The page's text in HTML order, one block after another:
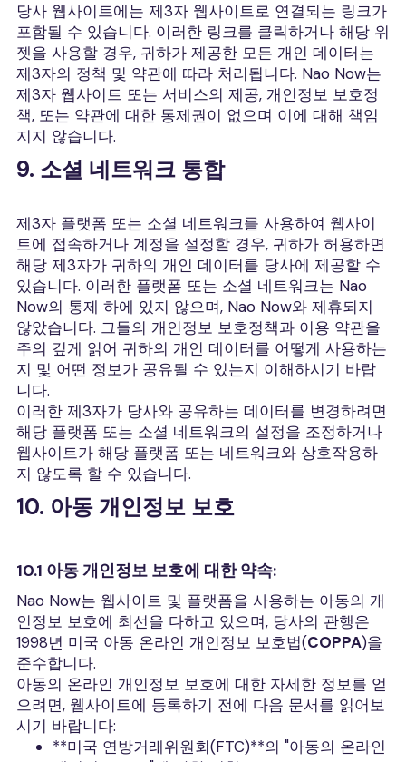
당사 웹사이트에는 제3자 웹사이트로 연결되는 링크가
포함될 수 있습니다. 이러한 링크를 클릭하거나 해당 위
젯을 사용할 경우, 귀하가 제공한 모든 개인 데이터는
제3자의 정책 및 약관에 따라 처리됩니다. Nao Now는
제3자 웹사이트 또는 서비스의 제공, 개인정보 보호정
책, 또는 약관에 대한 통제권이 없으며 이에 대해 책임
지지 않습니다.
9. 소셜 네트워크 통합
제3자 플랫폼 또는 소셜 네트워크를 사용하여 웹사이
트에 접속하거나 계정을 설정할 경우, 귀하가 허용하면
해당 제3자가 귀하의 개인 데이터를 당사에 제공할 수
있습니다. 이러한 플랫폼 또는 소셜 네트워크는 Nao
Now의 통제 하에 있지 않으며, Nao Now와 제휴되지
않았습니다. 그들의 개인정보 보호정책과 이용 약관을
주의 깊게 읽어 귀하의 개인 데이터를 어떻게 사용하는
지 및 어떤 정보가 공유될 수 있는지 이해하시기 바랍
니다.
이러한 제3자가 당사와 공유하는 데이터를 변경하려면
해당 플랫폼 또는 소셜 네트워크의 설정을 조정하거나
웹사이트가 해당 플랫폼 또는 네트워크와 상호작용하
지 않도록 할 수 있습니다.
10. 아동 개인정보 보호
10.1 아동 개인정보 보호에 대한 약속:
Nao Now는 웹사이트 및 플랫폼을 사용하는 아동의 개
인정보 보호에 최선을 다하고 있으며, 당사의 관행은
1998년 미국 아동 온라인 개인정보 보호법(COPPA)을
준수합니다.
아동의 온라인 개인정보 보호에 대한 자세한 정보를 얻
으려면, 웹사이트에 등록하기 전에 다음 문서를 읽어보
시기 바랍니다:
**미국 연방거래위원회(FTC)**의 "아동의 온라인